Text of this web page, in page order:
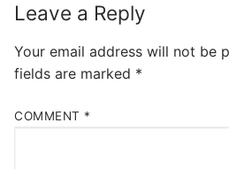
Leave a Reply
Your email address will not be
fields are marked *
COMMENT *